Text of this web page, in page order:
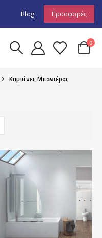
Blog Προσφορές
0
Καμπίνες Μπανιέρας